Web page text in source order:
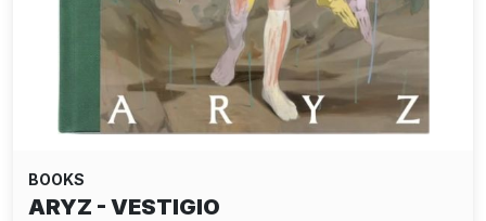
BOOKS
ARYZ - VESTIGIO